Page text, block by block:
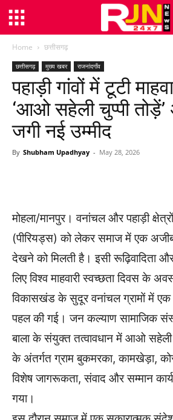
Home छत्तीसगढ़
छत्तीसगढ़ मुख्य खबर राजनांदगाँव
पहाड़ी गांवों में टूटी
‘आओ सहेली चुप्पी
जगी नई उम्मीद
By Shubham Upadhyay - May 28, 2026
मोहला/मानपुर। वनांचल और पहाड़ी
(पीरियड्स) को लेकर समाज में एक
देखने को मिलती है। इसी रूढ़िवादिता
लिए विश्व माहवारी स्वच्छता दिवस के
विकासखंड के सुदूर वनांचल ग्रामों में
पहल की गई। जन कल्याण सामाजिक
बाला के संयुक्त तत्वावधान में आओ सहेली
के अंतर्गत ग्राम बुकमरका, कामखेड़ा,
विशेष जागरूकता, संवाद और सम्मान
गया।